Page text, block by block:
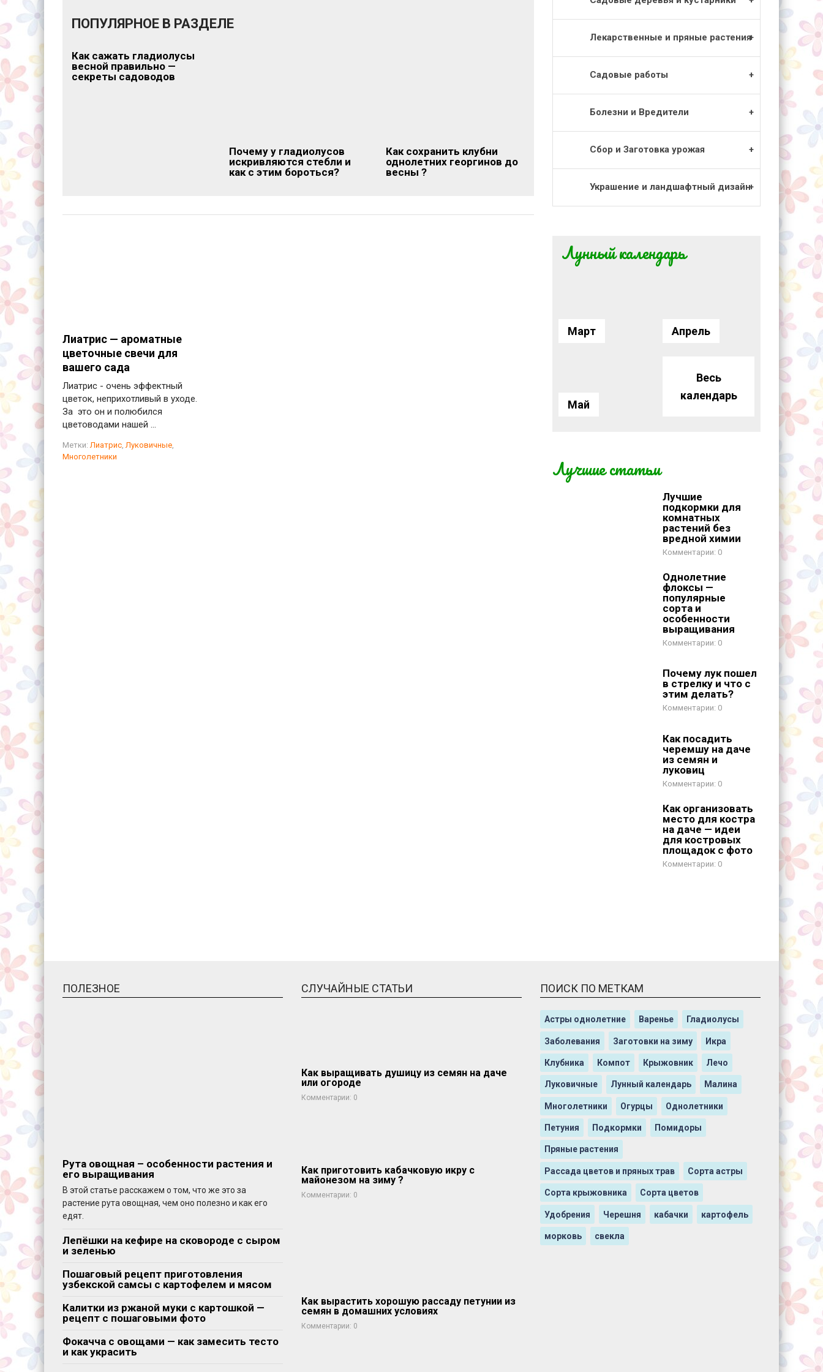
ПОПУЛЯРНОЕ В РАЗДЕЛЕ
Как сажать гладиолусы
весной правильно —
секреты садоводов
Почему у гладиолусов
искривляются стебли и
как с этим бороться?
Как сохранить клубни
однолетних георгинов до
весны ?
Лиатрис — ароматные
цветочные свечи для
вашего сада
Лиатрис - очень эффектный
цветок, неприхотливый в уходе.
За это он и полюбился
цветоводами нашей ...
Лиатрис Луковичные
Многолетники
Лекарственные и пряные растения
Садовые работы
Болезни и Вредители
Сбор и Заготовка урожая
Украшение и ландшафтный дизайн
Лунный календарь
Март Апрель
Май
Весь
календарь
Лучшие статьи
Лучшие
подкормки для
комнатных
растений без
вредной химии
0
Однолетние
флоксы —
популярные
сорта и
особенности
выращивания
0
Почему лук пошел
в стрелку и что с
этим делать?
0
Как посадить
черемшу на даче
из семян и
луковиц
0
Как организовать
место для костра
на даче — идеи
для костровых
площадок с фото
0
ПОЛЕЗНОЕ
Рута овощная – особенности растения и
его выращивания
В этой статье расскажем о том, что же это за
растение рута овощная, чем оно полезно и как его
едят.
Лепёшки на кефире на сковороде с сыром
и зеленью
Пошаговый рецепт приготовления
узбекской самсы с картофелем и мясом
Калитки из ржаной муки с картошкой —
рецепт с пошаговыми фото
Фокачча с овощами — как замесить тесто
и как украсить
СЛУЧАЙНЫЕ СТАТЬИ
Как выращивать душицу из семян на даче
или огороде
0
Как приготовить кабачковую икру с
майонезом на зиму ?
0
Как вырастить хорошую рассаду петунии из
семян в домашних условиях
0
ПОИСК ПО МЕТКАМ
Астры однолетние Варенье Гладиолусы
Заболевания Заготовки на зиму Икра
Клубника Компот Крыжовник Лечо
Луковичные Лунный календарь Малина
Многолетники Огурцы Однолетники
Петуния Подкормки Помидоры
Пряные растения
Рассада цветов и пряных трав Сорта астры
Сорта крыжовника Сорта цветов
Удобрения Черешня кабачки картофель
морковь свекла